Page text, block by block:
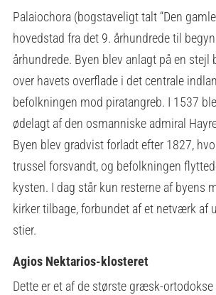
Palaiochora (bogstaveligt talt “Den
hovedstad fra det 9. århundrede til
århundrede. Byen blev anlagt på en stejl
over havets overflade i det centrale
befolkningen mod piratangreb. I 1537
ødelagt af den osmanniske admiral
Byen blev gradvist forladt efter 1827,
trussel forsvandt, og befolkningen
kysten. I dag står kun resterne af byens
kirker tilbage, forbundet af et netværk af
stier.
Agios Nektarios-klosteret
Dette er et af de største græsk-ortodokse